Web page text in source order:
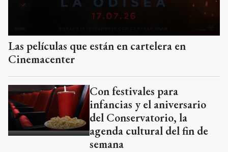
Las películas que están en cartelera en
Cinemacenter
Con festivales para
infancias y el aniversario
del Conservatorio, la
agenda cultural del fin de
semana